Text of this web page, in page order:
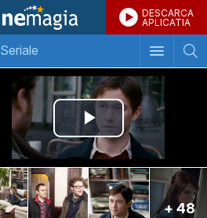
DESCARCA
APLICATIA
Seriale
+ 48